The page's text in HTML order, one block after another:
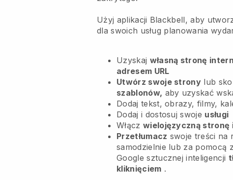
Użyj aplikacji Blackbell, aby
dla swoich usług planowania
Uzyskaj własną stronę
adresem URL
Utwórz swoje strony lub
szablonów, aby uzyskać
Dodaj tekst, obrazy, filmy,
Dodaj i dostosuj swoje usługi
Włącz wielojęzyczną stronę
Przetłumacz swoje treści na
samodzielnie lub za pomocą
Google sztucznej inteligencji
kliknięciem .